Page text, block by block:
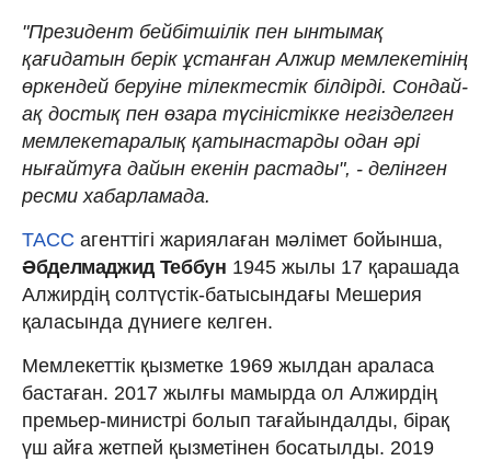
"Президент бейбітшілік пен ынтымақ
қағидатын берік ұстанған Алжир мемлекетінің
өркендей беруіне тілектестік білдірді. Сондай-
ақ достық пен өзара түсіністікке негізделген
мемлекетаралық қатынастарды одан әрі
нығайтуға дайын екенін растады", - делінген
ресми хабарламада.
ТАСС агенттігі жариялаған мәлімет бойынша,
Әбделмаджид Теббун 1945 жылы 17 қарашада
Алжирдің солтүстік-батысындағы Мешерия
қаласында дүниеге келген.
Мемлекеттік қызметке 1969 жылдан араласа
бастаған. 2017 жылғы мамырда ол Алжирдің
премьер-министрі болып тағайындалды, бірақ
үш айға жетпей қызметінен босатылды. 2019